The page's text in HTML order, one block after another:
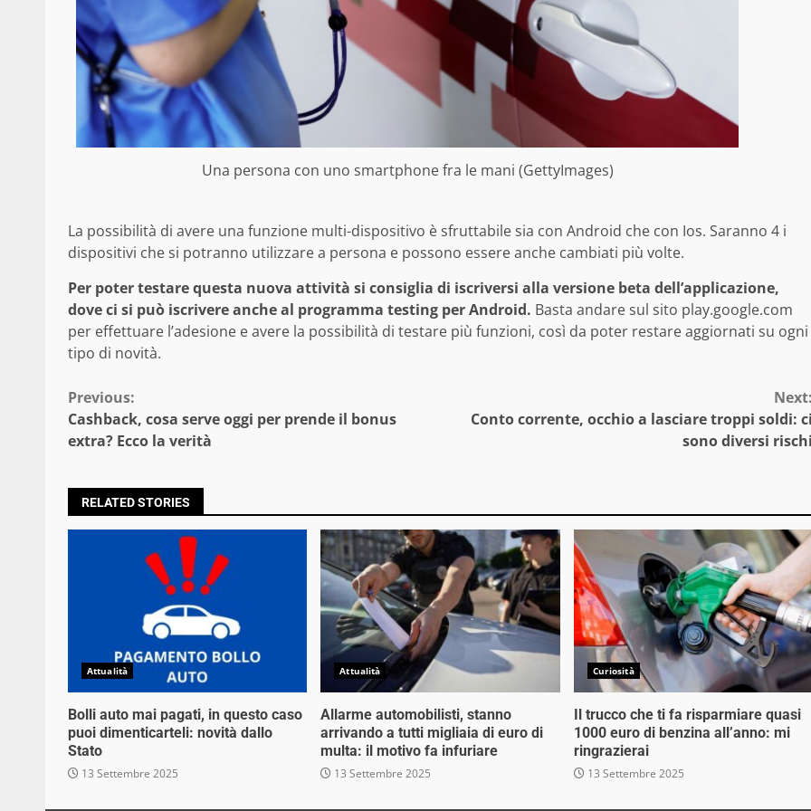
Una persona con uno smartphone fra le mani (GettyImages)
La possibilità di avere una funzione multi-dispositivo è sfruttabile sia con Android che con Ios. Saranno 4 i
dispositivi che si potranno utilizzare a persona e possono essere anche cambiati più volte.
Per poter testare questa nuova attività si consiglia di iscriversi alla versione beta dell’applicazione,
dove ci si può iscrivere anche al programma testing per Android. Basta andare sul sito play.google.com
per effettuare l’adesione e avere la possibilità di testare più funzioni, così da poter restare aggiornati su ogni
tipo di novità.
Continue
Reading
Previous:
Cashback, cosa serve oggi per prende il bonus
extra? Ecco la verità
Conto corrente, occhio a lasciare troppi soldi:
sono diversi
RELATED STORIES
Attualità
Bolli auto mai pagati, in questo caso
puoi dimenticarteli: novità dallo
Stato
13 Settembre 2025
Attualità
Allarme automobilisti, stanno
arrivando a tutti migliaia di euro di
multa: il motivo fa infuriare
13 Settembre 2025
Curiosità
Il trucco che ti fa risparmiare quasi
1000 euro di benzina all’anno: mi
ringrazierai
13 Settembre 2025